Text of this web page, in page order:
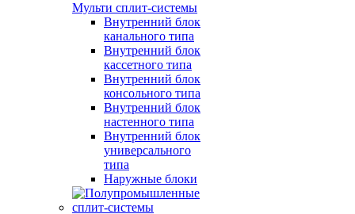
Мульти сплит-системы
Внутренний блок
канального типа
Внутренний блок
кассетного типа
Внутренний блок
консольного типа
Внутренний блок
настенного типа
Внутренний блок
универсального
типа
Наружные блоки